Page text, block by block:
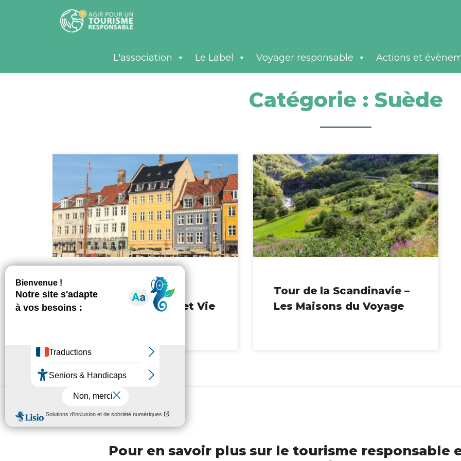
L'association Le Label Voyager responsable Actions et
Catégorie : Suède
Les capitales
scandinaves – Arts et Vie
Tour de la Scandinavie –
Les Maisons du Voyage
Pour en savoir plus sur le tourisme responsable